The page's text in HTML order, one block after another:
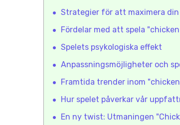
Strategier för att maximera din
Fördelar med att spela
Spelets psykologiska effekt
Anpassningsmöjligheter och
Framtida trender inom
Hur spelet påverkar vår
En ny twist: Utmaningen